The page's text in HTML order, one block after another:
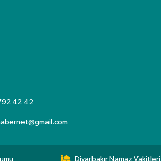
42 42
Diyarbakır Namaz Vakitleri